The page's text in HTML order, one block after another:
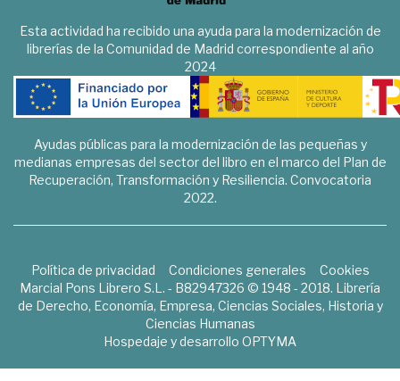
Esta actividad ha recibido una ayuda para la modernización de
librerías de la Comunidad de Madrid correspondiente al año
2024
Ayudas públicas para la modernización de las pequeñas y
medianas empresas del sector del libro en el marco del Plan de
Recuperación, Transformación y Resiliencia. Convocatoria
2022.
Política de privacidad Condiciones generales
Cookies
Marcial Pons Librero S.L. - B82947326 © 1948 - 2018. Librería
de Derecho, Economía, Empresa, Ciencias Sociales, Historia y
Ciencias Humanas
Hospedaje y desarrollo OPTYMA